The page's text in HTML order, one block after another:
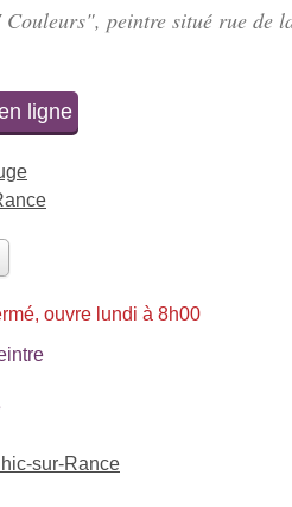
Couleurs", peintre situé rue de
ligne
ouvre lundi à 8h00
sur-Rance